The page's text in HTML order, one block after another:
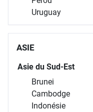
Uruguay
ASIE
Asie du Sud-Est
Brunei
Cambodge
Indonésie